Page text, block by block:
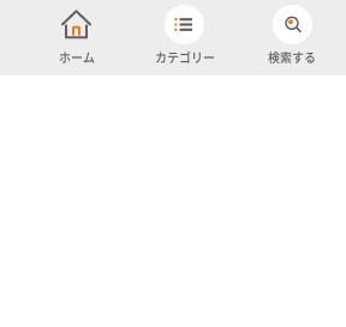
ホーム カテゴリー 検索する